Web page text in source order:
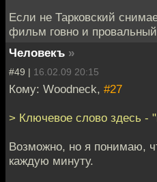
Если не Тарковский
фильм говно и
Человекъ »
#49 | 16.02.09 20:15
Кому: Woodneck, #27
> Ключевое слово здесь -
Возможно, но я понимаю,
каждую минуту.